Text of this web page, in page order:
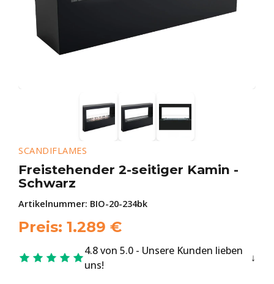
SCANDIFLAMES
Freistehender 2-seitiger Kamin -
Schwarz
Artikelnummer: BIO-20-234bk
Preis: 1.289 €
4.8 von 5.0 - Unsere Kunden lieben
uns!